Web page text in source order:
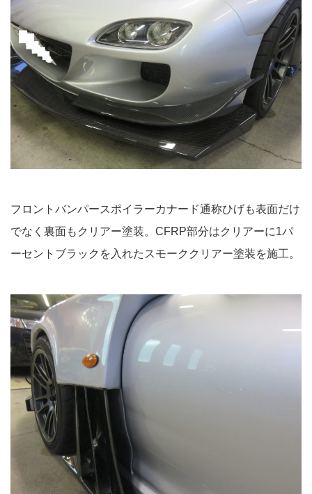
フロントバンパースポイラーカナード通称ひげも表面だけ
でなく裏面もクリアー塗装。CFRP部分はクリアーに1パ
ーセントブラックを入れたスモーククリアー塗装を施工。